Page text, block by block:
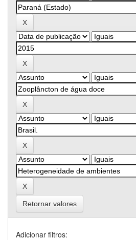
Retornar valores
Adicionar filtros: